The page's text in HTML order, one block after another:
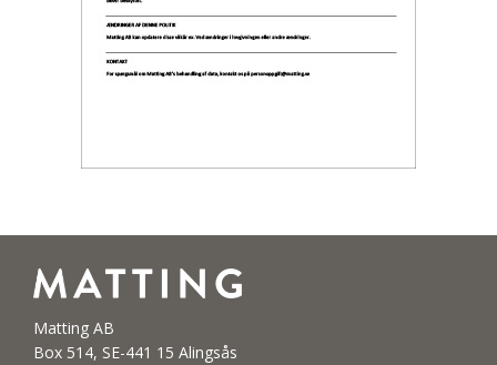
Matting AB
Box 514, SE-441 15 Alingsås